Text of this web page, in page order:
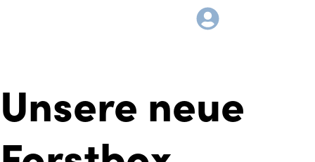
Unsere neue